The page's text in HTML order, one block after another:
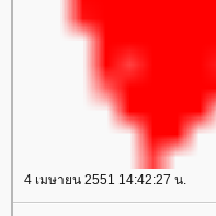
4 เมษายน 2551 14:42:27 น.